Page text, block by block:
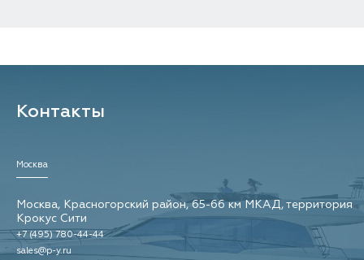
Контакты
Москва
Москва, Красногорский район, 65-66 км МКАД, территория
Крокус Сити
+7 (495) 780-44-44
sales@p-y.ru